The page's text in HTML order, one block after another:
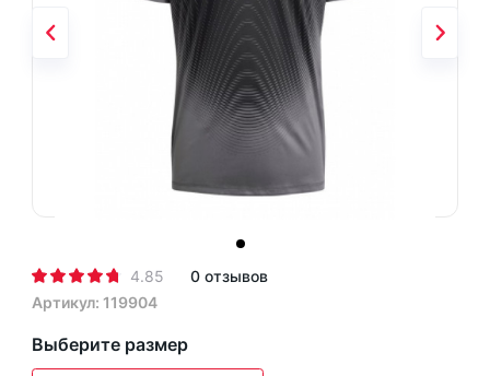
4.85
0 отзывов
Артикул: 119904
Выберите размер